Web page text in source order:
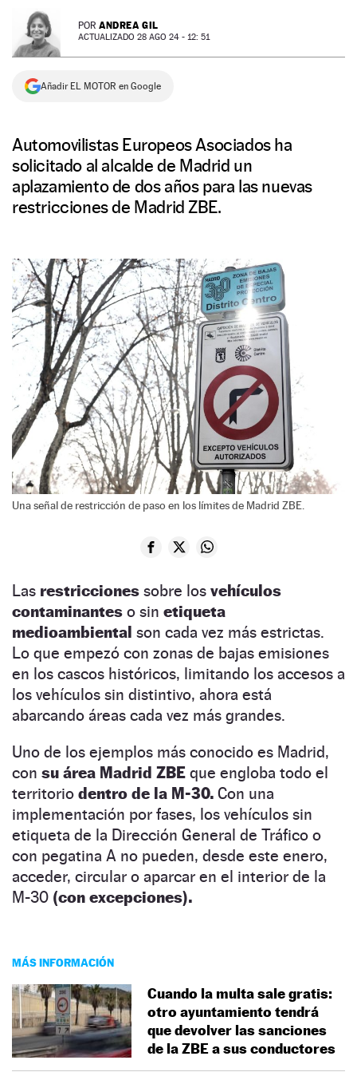
NEWSLETTER POR ANDREA GIL
ACTUALIZADO 28 AGO 24 - 12: 51
Añadir EL MOTOR en Google
Automovilistas Europeos Asociados ha
solicitado al alcalde de Madrid un
aplazamiento de dos años para las nuevas
restricciones de Madrid ZBE.
Una señal de restricción de paso en los límites de Madrid ZBE.
Las restricciones sobre los vehículos
contaminantes o sin etiqueta
medioambiental son cada vez más estrictas.
Lo que empezó con zonas de bajas emisiones
en los cascos históricos, limitando los accesos a
los vehículos sin distintivo, ahora está
abarcando áreas cada vez más grandes.
Uno de los ejemplos más conocido es Madrid,
con su área Madrid ZBE que engloba todo el
territorio dentro de la M-30. Con una
implementación por fases, los vehículos sin
etiqueta de la Dirección General de Tráfico o
con pegatina A no pueden, desde este enero,
acceder, circular o aparcar en el interior de la
M-30 (con excepciones).
MÁS INFORMACIÓN
Cuando la multa sale gratis:
otro ayuntamiento tendrá
que devolver las sanciones
de la ZBE a sus conductores